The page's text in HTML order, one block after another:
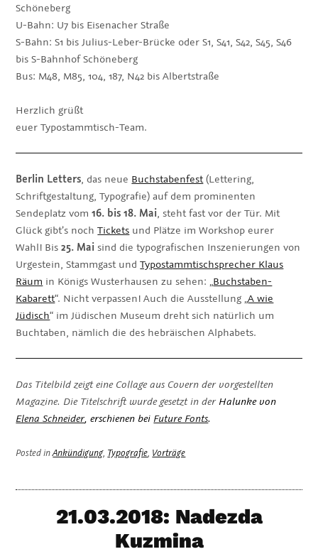
Schöneberg
U-Bahn: U7 bis Eisenacher Straße
S-Bahn: S1 bis Julius-Leber-Brücke oder S1, S41, S42, S45, S46
bis S-Bahnhof Schöneberg
Bus: M48, M85, 104, 187, N42 bis Albertstraße
Herzlich grüßt
euer Typostammtisch-Team.
Berlin Letters, das neue Buchstabenfest(Lettering,
Schriftgestaltung, Typografie) auf dem prominenten
Sendeplatz vom16. bis 18. Mai, steht fast vor der Tür. Mit
Glück gibt’s nochTickets und Plätze im Workshop eurer
Wahl! Bis25. Mai sind die typografischen Inszenierungen von
Urgestein, Stammgast undTypostammtischsprecher Klaus
Räum in Königs Wusterhausen zu sehen: „Buchstaben-
Kabarett“. Nicht verpassen! Auch die Ausstellung „A wie
Jüdisch“ im Jüdischen Museum dreht sich natürlich um
Buchtaben, nämlich die des hebräischen Alphabets.
Das Titelbild zeigt eine Collage aus Covern der vorgestellten
Magazine. Die Titelschrift wurde gesetzt in der Halunkevon
Elena Schneider, erschienen bei Future Fonts.
Posted inAnkündigung, Typografie, Vorträge
21.03.2018: Nadezda
Kuzmina